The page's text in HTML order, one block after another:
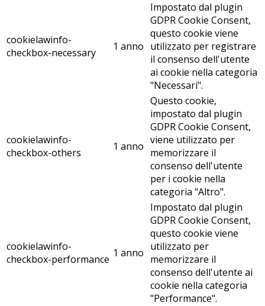
cookielawinfo-
checkbox-necessary
1 anno
Impostato dal plugin
GDPR Cookie Consent,
questo cookie viene
utilizzato per registrare
il consenso dell'utente
ai cookie nella categoria
"Necessari".
cookielawinfo-
checkbox-others
1 anno
Questo cookie,
impostato dal plugin
GDPR Cookie Consent,
viene utilizzato per
memorizzare il
consenso dell'utente
per i cookie nella
categoria "Altro".
cookielawinfo-
checkbox-performance 1 anno
Impostato dal plugin
GDPR Cookie Consent,
questo cookie viene
utilizzato per
memorizzare il
consenso dell'utente ai
cookie nella categoria
"Performance".